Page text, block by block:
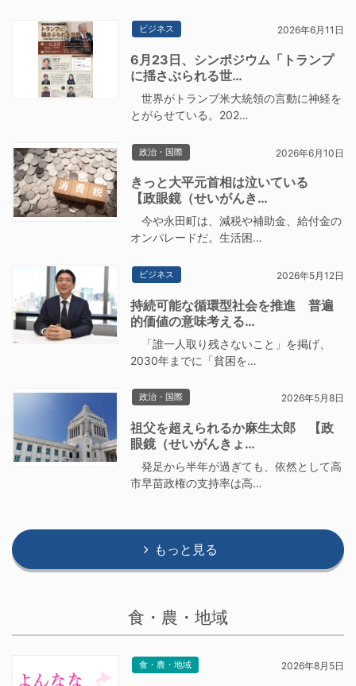
ビジネス 2026年6月11日
6月23日、シンポジウム「トランプ
に揺さぶられる世…
世界がトランプ米大統領の言動に神経を
とがらせている。202…
政治・国際 2026年6月10日
きっと大平元首相は泣いている
【政眼鏡（せいがんき…
今や永田町は、減税や補助金、給付金の
オンパレードだ。生活困…
ビジネス 2026年5月12日
持続可能な循環型社会を推進 普遍
的価値の意味考える…
「誰一人取り残さないこと」を掲げ、
2030年までに「貧困を…
政治・国際 2026年5月8日
祖父を超えられるか麻生太郎 【政
眼鏡（せいがんきょ…
発足から半年が過ぎても、依然として高
市早苗政権の支持率は高…
もっと見る
食・農・地域
食・農・地域 2026年8月5日